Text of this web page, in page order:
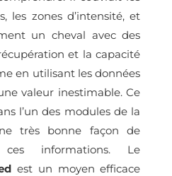
les zones d’intensité, et
un cheval avec des
et la capacité
en utilisant les données
valeur inestimable. Ce
l’un des modules de la
très bonne façon de
ces informations. Le
est un moyen efficace